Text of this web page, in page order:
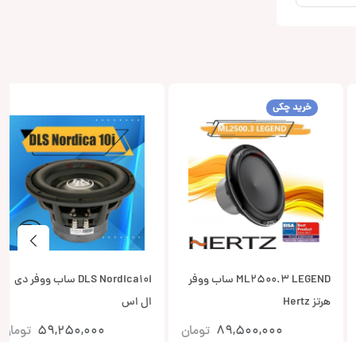
خرید چکی
ML2500.3 LEGEND ساب ووفر
هرتز Hertz
89,500,000 تومان
DLS Nordica10i ساب ووفر دی
ال اس
59,250,000 تومان